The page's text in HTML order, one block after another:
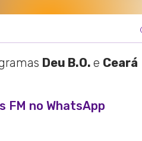
Deu B.O. e Ceará
FM no WhatsApp